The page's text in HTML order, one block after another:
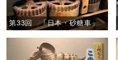
第33回 「日本・砂糖車」